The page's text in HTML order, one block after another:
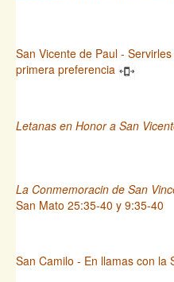
San Vicente de Paul -
primera preferencia
Letanas en Honor a San
La Conmemoracin de San
San Mato 25:35-40 y 9:35-40
San Camilo - En llamas con la